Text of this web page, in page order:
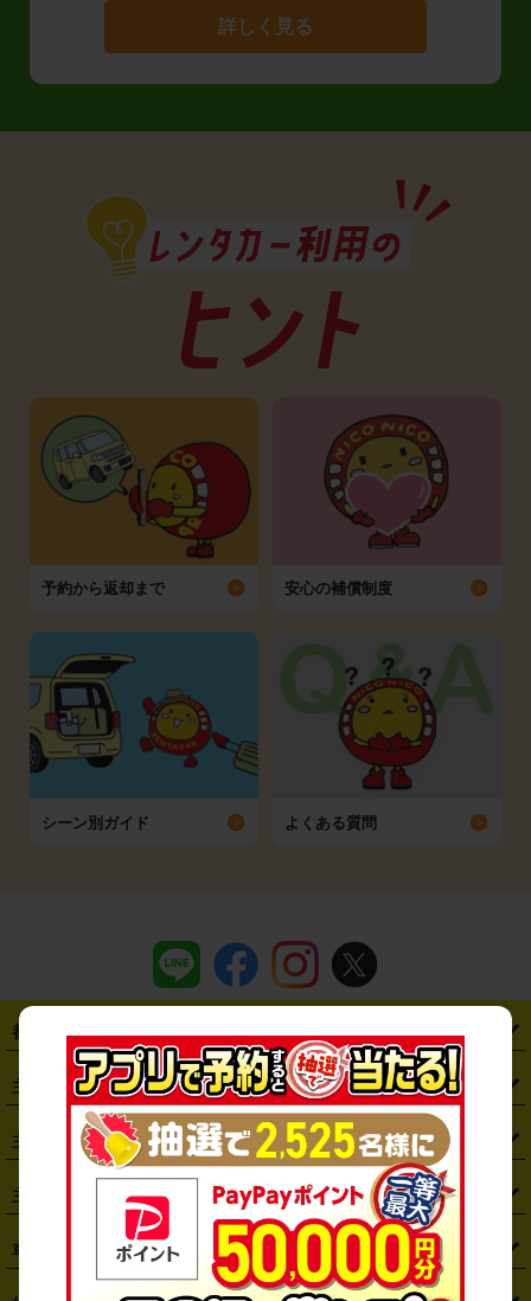
詳しく見る
予約から返却まで 安心の補償制度
シーン別ガイド よくある質問
都道府県から探す
・ 北海道 ・青森県 ・岩手県 ・宮城県 ・秋田県 ・山形県
・東京都 ・神奈川県 ・埼玉県 ・千葉県 ・茨城県
・ 栃木県 ・群馬県 ・山梨県 ・愛知県 ・静岡県 ・岐阜県
・ 新潟県 富山県 ・石川県 ・福井県 ・大阪府
京都府 滋賀県 ・和歌山県 ・ 奈良県 ・三重県
・島根県 ・岡山県 ・広島県 ・山口県 ・徳島県
主要駅から探す
・ 札幌駅 ・仙台駅 ・新宿駅 ・池袋駅 ・渋谷駅 ・東京駅
・川崎駅 ・大宮駅 ・西船橋駅 ・柏駅 ・名古屋駅
・ 難波駅 三宮駅 ・京都駅 ・ 広島駅 ・博多駅
・ 那覇空港駅
主要空港から探す
・ 新千歳空港 仙台空港
・羽田空港
・ 中部国際空港セントレア ・ 関西国際空港
主要都市から探す
・仙台市
・さいたま市
車種から探す
・コンパクトカー ・ステーションワゴン・セダン